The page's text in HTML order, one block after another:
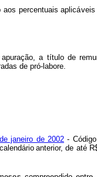
aos percentuais aplicáveis
apuração, a título de
as de pró-labore.
de janeiro de 2002-
anterior, de até